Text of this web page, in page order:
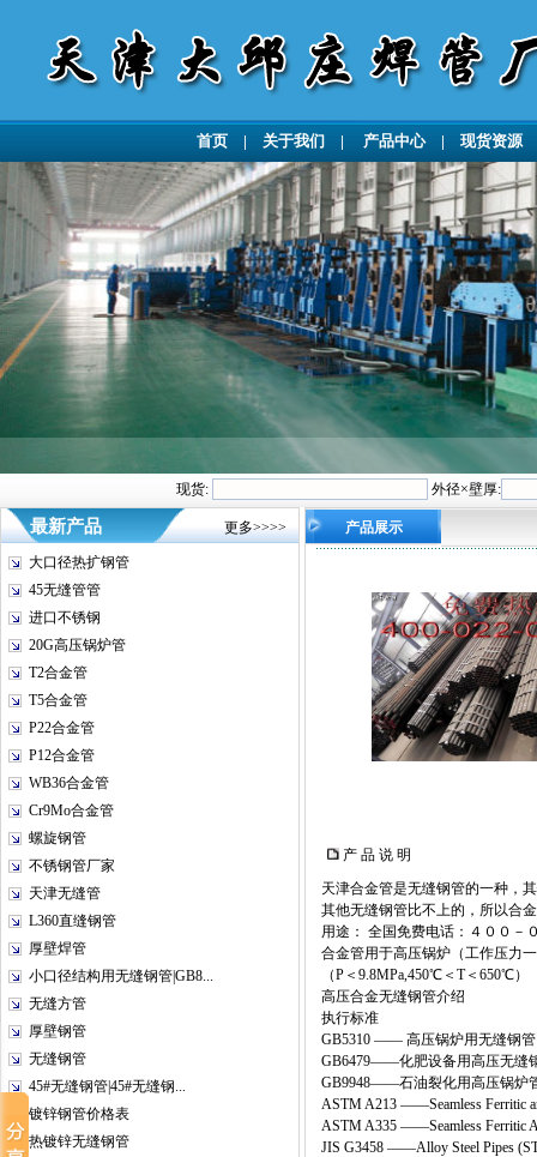
首页| 关于我们 | 产品中心| 现货资源
现货: 外径×壁厚:
最新产品 更多>>>>
大口径热扩钢管
45无缝管管
进口不锈钢
20G高压锅炉管
T2合金管
T5合金管
P22合金管
P12合金管
WB36合金管
Cr9Mo合金管
螺旋钢管
不锈钢管厂家
天津无缝管
L360直缝钢管
厚壁焊管
小口径结构用无缝钢管|GB8...
无缝方管
厚壁钢管
无缝钢管
45#无缝钢管|45#无缝钢...
镀锌钢管价格表
热镀锌无缝钢管
产品展示
产 品 说 明
天津合金管是无缝钢管的一种，
其他无缝钢管比不上的，所以合
用途： 全国免费电话：４００－
合金管用于高压锅炉（工作压力
（P＜9.8MPa,450℃＜T＜650℃）
高压合金无缝钢管介绍
执行标准
GB5310 —— 高压锅炉用无缝钢管
GB6479——化肥设备用高压无缝
GB9948——石油裂化用高压锅炉
ASTM A213 ——Seamless Ferritic
ASTM A335 ——Seamless Ferritic
JIS G3458 ——Alloy Steel Pipes